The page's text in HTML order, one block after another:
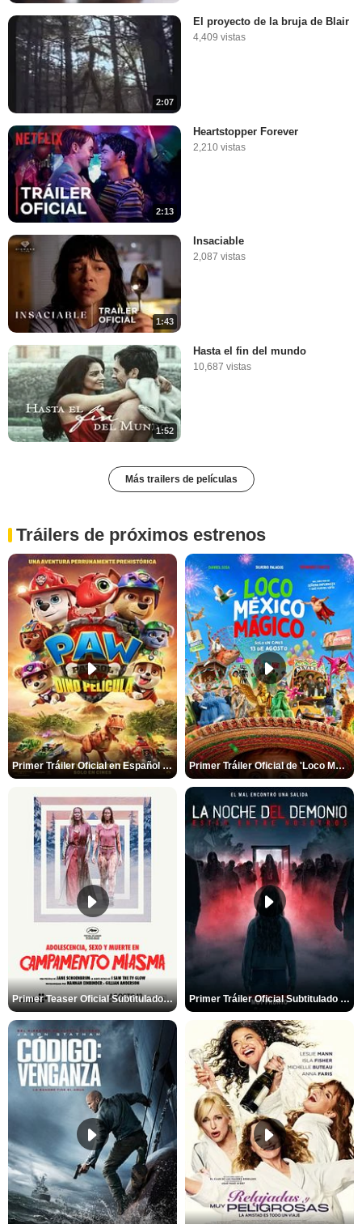
2:07
El proyecto de la bruja de Blair
4,409 vistas
2:13
Heartstopper Forever
2,210 vistas
1:43
Insaciable
2,087 vistas
1:52
Hasta el fin del mundo
10,687 vistas
Más trailers de películas
Tráilers de próximos estrenos
Primer Tráiler Oficial en Español de 'PAW Patrol La Dino Película' Primer Tráiler Oficial de 'Loco México Mágico'
Primer Teaser Oficial Subtitulado de 'Adolescencia, Sexo y Muerte en Campamento Miasma' Primer Tráiler Oficial Subtitulado de 'La Noche Del Demonio: Están Entre Nosotros'